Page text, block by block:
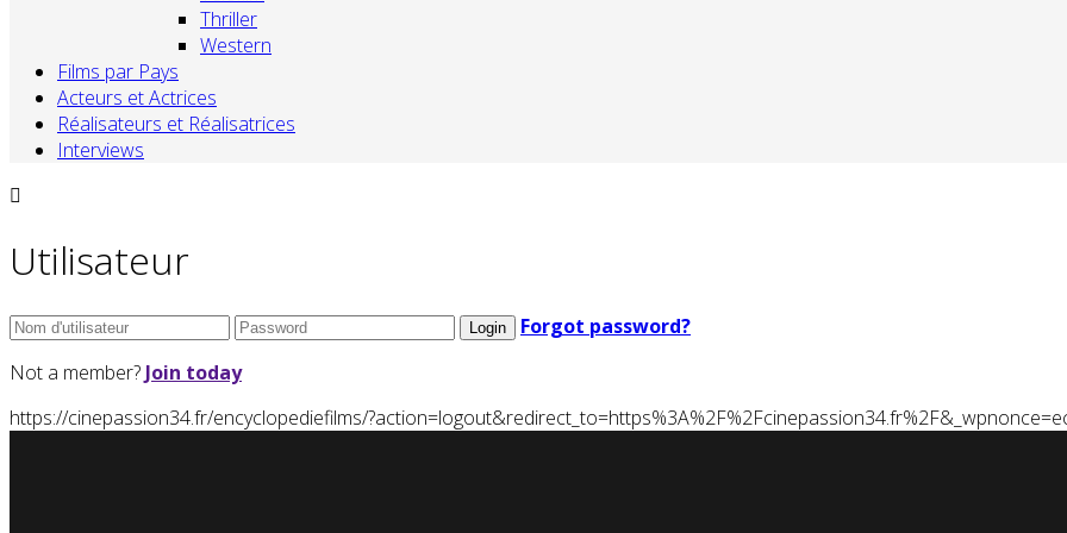
Thriller
Western
Films par Pays
Acteurs et Actrices
Réalisateurs et Réalisatrices
Interviews
Utilisateur
Forgot password?
Not a member? Join today
https://cinepassion34.fr/encyclopediefilms/